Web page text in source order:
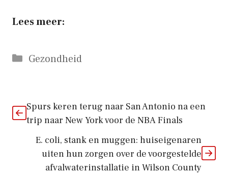
Lees meer:
Categorieën
Gezondheid
Spurs keren terug naar San Antonio na een
trip naar New York voor de NBA Finals
E. coli, stank en muggen: huiseigenaren
uiten hun zorgen over de voorgestelde
afvalwaterinstallatie in Wilson County